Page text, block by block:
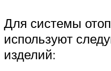
Для системы
используют
изделий: